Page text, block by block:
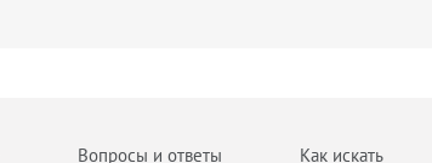
Вопросы и ответы Как искать